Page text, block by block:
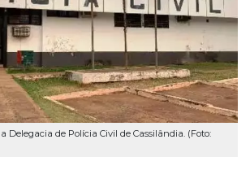
Delegacia de Polícia Civil de Cassilândia. (Foto: